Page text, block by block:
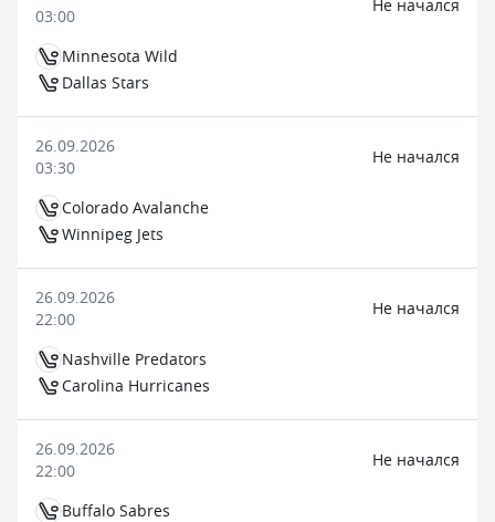
03:00
Minnesota Wild
Dallas Stars
Не начался
26.09.2026
03:30
Colorado Avalanche
Winnipeg Jets
Не начался
26.09.2026
22:00
Nashville Predators
Carolina Hurricanes
Не начался
26.09.2026
22:00
Buffalo Sabres
Не начался